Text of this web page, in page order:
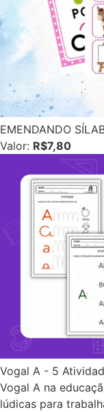
EMENDANDO
Valor: R$7,80
Vogal A - 5
Vogal A na
lúdicas para